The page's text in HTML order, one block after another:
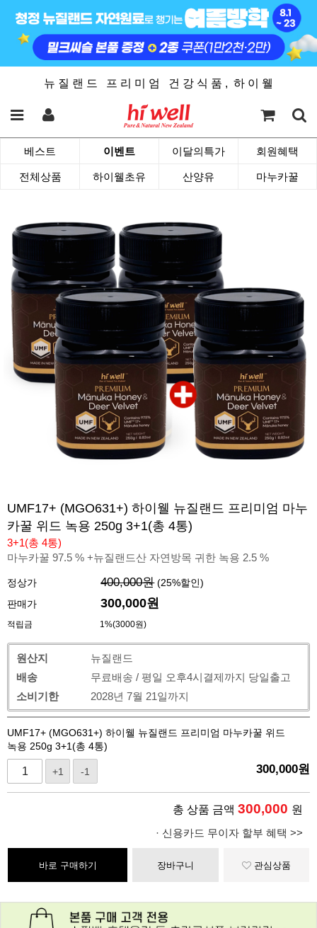
뉴 질 랜 드 프 리 미 엄 건 강 식 품 , 하 이 웰
베스트 이벤트 이달의특가 회원혜택
전체상품 하이웰초유 산양유 마누카꿀
UMF17+ (MGO631+) 하이웰 뉴질랜드 프리미엄 마누
카꿀 위드 녹용 250g 3+1(총 4통)
3+1(총 4통)
마누카꿀 97.5 % +뉴질랜드산 자연방목 귀한 녹용 2.5 %
정상가 400,000원 (25%할인)
판매가
300,000원
적립금 1%(3000원)
원산지
뉴질랜드
배송
무료배송 / 평일 오후4시결제까지 당일출고
소비기한
2028년 7월 21일까지
UMF17+ (MGO631+) 하이웰 뉴질랜드 프리미엄 마누카꿀 위드
녹용 250g 3+1(총 4통)
+1 -1 300,000원
총 상품 금액 300,000 원
· 신용카드 무이자 할부 혜택 >>
바로 구매하기 장바구니 관심상품